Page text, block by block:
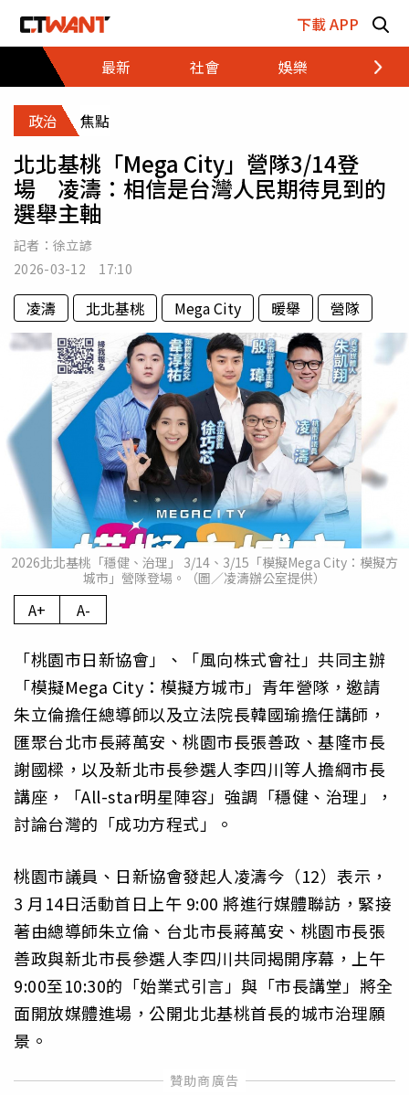
下載 APP
最新
社會 娛樂 財經
政治 焦點
北北基桃「Mega City」營隊3/14登
場 凌濤：相信是台灣人民期待見到的
選舉主軸
記者： 徐立諺
2026-03-12 17:10
凌濤 北北基桃 Mega City 暖舉 營隊
2026北北基桃「穩健、治理」 3/14、3/15「模擬Mega City：模擬方
城市」營隊登場。（圖／凌濤辦公室提供）
A+ A-
「桃園市日新協會」、「風向株式會社」共同主辦
「模擬Mega City：模擬方城市」青年營隊，邀請
朱立倫擔任總導師以及立法院長韓國瑜擔任講師，
匯聚台北市長蔣萬安、桃園市長張善政、基隆市長
謝國樑，以及新北市長參選人李四川等人擔綱市長
講座，「All-star明星陣容」強調「穩健、治理」，
討論台灣的「成功方程式」。
桃園市議員、日新協會發起人凌濤今（12）表示，
3 月14日活動首日上午 9:00 將進行媒體聯訪，緊接
著由總導師朱立倫、台北市長蔣萬安、桃園市長張
善政與新北市長參選人李四川共同揭開序幕，上午
9:00至10:30的「始業式引言」與「市長講堂」將全
面開放媒體進場，公開北北基桃首長的城市治理願
景。